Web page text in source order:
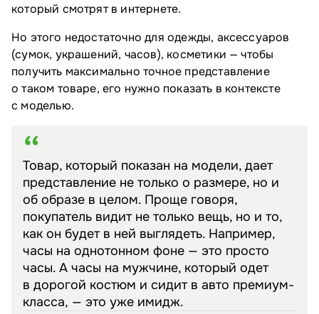
который смотрят в интернете.
Но этого недостаточно для одежды, аксессуаров
(сумок, украшений, часов), косметики — чтобы
получить максимально точное представление
о таком товаре, его нужно показать в контексте
с моделью.
Товар, который показан на модели, дает
представление не только о размере, но и
об образе в целом. Проще говоря,
покупатель видит не только вещь, но и то,
как он будет в ней выглядеть. Например,
часы на однотонном фоне — это просто
часы. А часы на мужчине, который одет
в дорогой костюм и сидит в авто премиум-
класса, — это уже имидж.